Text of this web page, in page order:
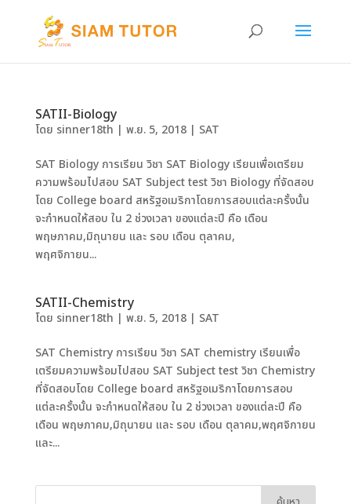
SATII-Biology
โดย sinner18th | พ.ย. 5, 2018| SAT
SAT Biology การเรียน วิชา SAT Biology เรียนเพื่อเตรียม
ความพร้อมไปสอบ SAT Subject test วิชา Biology ที่จัดสอบ
โดย College board สหรัฐอเมริกาโดยการสอบแต่ละครั้งนั้น
จะกำหนดให้สอบ ใน 2 ช่วงเวลา ของแต่ละปี คือ เดือน
พฤษภาคม,มิถุนายน และ รอบ เดือน ตุลาคม,
พฤศจิกายน...
SATII-Chemistry
โดย sinner18th | พ.ย. 5, 2018| SAT
SAT Chemistry การเรียน วิชา SAT chemistry เรียนเพื่อ
เตรียมความพร้อมไปสอบ SAT Subject test วิชา Chemistry
ที่จัดสอบโดย College board สหรัฐอเมริกาโดยการสอบ
แต่ละครั้งนั้น จะกำหนดให้สอบ ใน 2 ช่วงเวลา ของแต่ละปี คือ
เดือน พฤษภาคม,มิถุนายน และ รอบ เดือน ตุลาคม,พฤศจิกายน
และ...